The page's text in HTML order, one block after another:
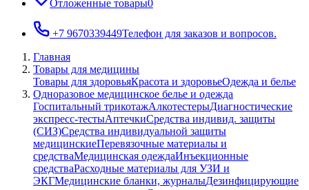
Отложенные товары0
+7 9670339449Телефон для заказов и вопросов.
Главная
Товары для медицины
Товары для здоровьяКрасота и здоровьеОдежда и белье
Одноразовое медицинское белье и одежда
Госпитальный трикотажАлкотестерыДиагностические
экспресс-тестыАптечкиСредства индивид. защиты
(СИЗ)Средства индивидуальной защиты
медицинскиеПеревязочные материалы и
средстваМедицинская одеждаИнъекционные
средстваРасходные материалы для УЗИ и
ЭКГМедицинские бланки, журналыДезинфицирующие